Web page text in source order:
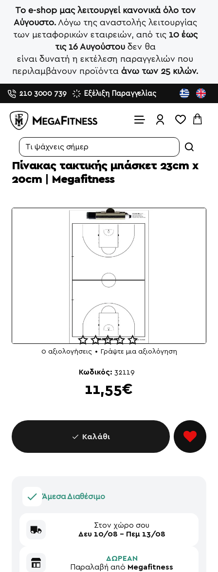
Το e-shop μας λειτουργεί κανονικά όλο τον
Αύγουστο.Λόγω της αναστολής λειτουργίας
των μεταφορικών εταιρειών, από τις 10 έως
τις 16 Αυγούστουδεν θα
είναι δυνατή η εκτέλεση παραγγελιών που
περιλαμβάνουν προϊόντα άνω των 25 κιλών.
210 3000 739 Εξέλιξη Παραγγελίας
Search...
Πίνακας τακτικής μπάσκετ 23cm x
20cm | Megafitness
0 αξιολογήσεις • Γράψτε μια αξιολόγηση
11,55€
Κωδικός: 32119
Καλάθι
Άμεσα Διαθέσιμο
Στον χώρο σου
Δευ 10/08 - Πεμ 13/08
ΔΩΡΕΑΝ
Παραλαβή από Megafitness